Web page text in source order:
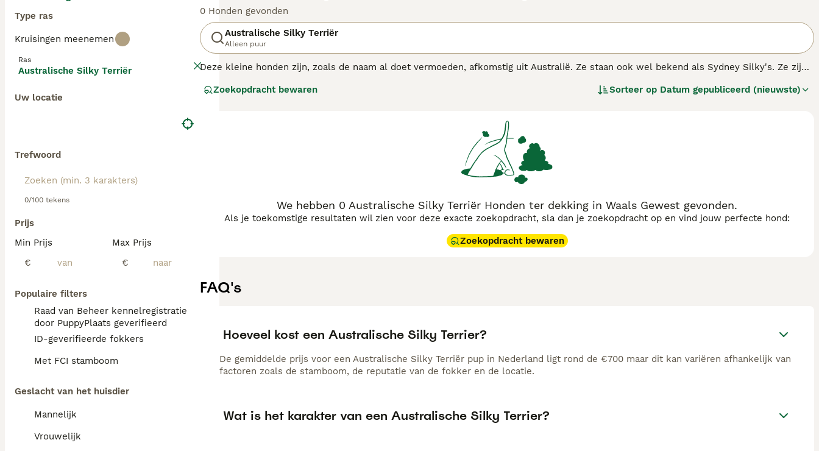
Type ras
Kruisingen meenemen
Ras
Australische Silky Terriër
Uw locatie
Trefwoord
0/100 tekens
Prijs
Min Prijs
€
Max Prijs
€
Populaire filters
Raad van Beheer kennelregistratie
door PuppyPlaats geverifieerd
ID-geverifieerde fokkers
Met FCI stamboom
Geslacht van het huisdier
Mannelijk
Vrouwelijk
0 Honden gevonden
Australische Silky Terriër
Alleen puur
Deze kleine honden zijn, zoals de naam al doet vermoeden, afkomstig uit Australië. Ze staan ook wel bekend als Sydney Silky's. Ze zijn
ras, maar het zijn geen typische schoothondjes.
Zoekopdracht bewaren Sorteer op Datum gepubliceerd (nieuwste)
We hebben 0 Australische Silky Terriër Honden ter dekking in Waals Gewest gevonden.
Als je toekomstige resultaten wil zien voor deze exacte zoekopdracht, sla dan je zoekopdracht op en vind jouw perfecte hond:
Zoekopdracht bewaren
FAQ's
Hoeveel kost een Australische Silky Terrier?
De gemiddelde prijs voor een Australische Silky Terriër pup in Nederland ligt rond de €700 maar dit kan variëren afhankelijk van
factoren zoals de stamboom, de reputatie van de fokker en de locatie.
Wat is het karakter van een Australische Silky Terrier?